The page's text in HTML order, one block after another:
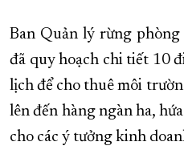
Ban Quản lý rừng
đã quy hoạch chi tiết 10
lịch để cho thuê môi
lên đến hàng ngàn ha,
cho các ý tưởng kinh